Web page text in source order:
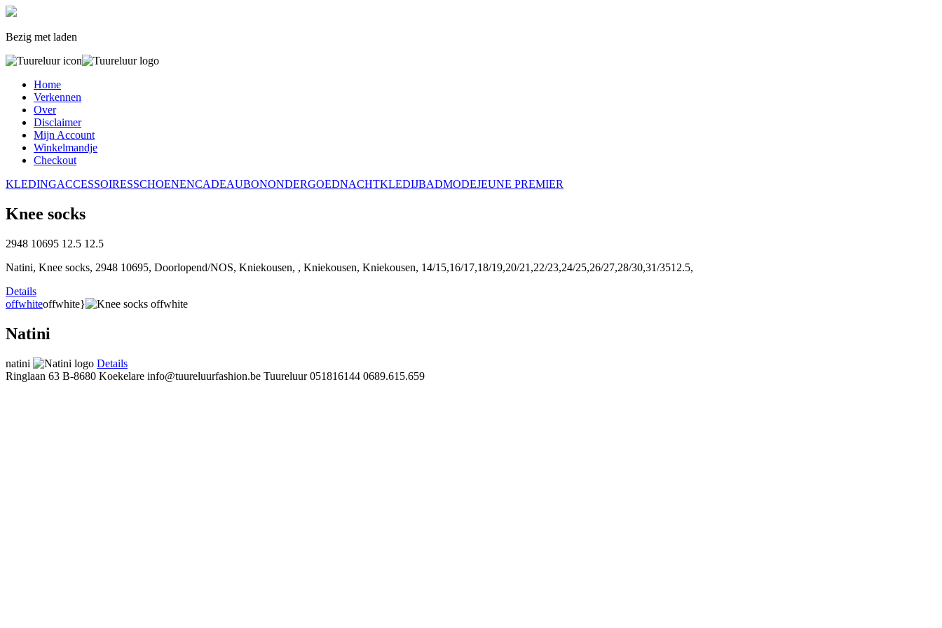
Bezig met laden
Home
Verkennen
Over
Disclaimer
Mijn Account
Winkelmandje
Checkout
KLEDINGACCESSOIRESSCHOENENCADEAUBONONDERGOEDNACHTKLEDIJBADMODEJEUNE PREMIER
Knee socks
2948 10695 12.5 12.5
Natini, Knee socks, 2948 10695, Doorlopend/NOS, Kniekousen, , Kniekousen, Kniekousen, 14/15,16/17,18/19,20/21,22/23,24/25,26/27,28/30,31/3512.5,
Details
offwhiteoffwhite}
Natini
natini
Details
Ringlaan 63 B-8680 Koekelare info@tuureluurfashion.be Tuureluur 051816144 0689.615.659